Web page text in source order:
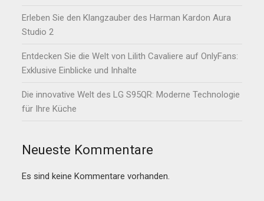
Erleben Sie den Klangzauber des Harman Kardon Aura
Studio 2
Entdecken Sie die Welt von Lilith Cavaliere auf OnlyFans:
Exklusive Einblicke und Inhalte
Die innovative Welt des LG S95QR: Moderne Technologie
für Ihre Küche
Neueste Kommentare
Es sind keine Kommentare vorhanden.